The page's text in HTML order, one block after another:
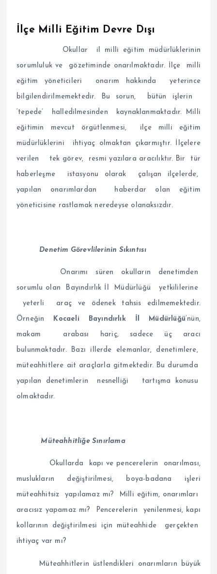
İlçe Milli Eğitim Devre Dışı
Okullar il milli eğitim müdürlüklerinin
sorumluluk ve gözetiminde onarılmaktadır. İlçe milli
eğitim yöneticileri onarım hakkında yeterince
bilgilendirilmemektedir. Bu sorun, bütün işlerin
‘tepede’ halledilmesinden kaynaklanmaktadır. Milli
eğitimin mevcut örgütlenmesi, ilçe milli eğitim
müdürlüklerini ihtiyaç olmaktan çıkarmıştır. İlçelere
verilen tek görev, resmi yazılara aracılıktır. Bir tür
haberleşme istasyonu olarak çalışan ilçelerde,
yapılan onarımlardan haberdar olan eğitim
yöneticisine rastlamak neredeyse olanaksızdır.
Denetim Görevlilerinin Sıkıntısı
Onarımı süren okulların denetimden
sorumlu olan Bayındırlık İl Müdürlüğü yetkililerine
yeterli araç ve ödenek tahsis edilmemektedir.
Örneğin Kocaeli Bayındırlık İl Müdürlüğü ’nün,
makam arabası hariç, sadece üç aracı
bulunmaktadır. Bazı illerde elemanlar, denetimlere,
müteahhitlere ait araçlarla gitmektedir. Bu durumda
yapılan denetimlerin nesnelliği tartışma konusu
olmaktadır.
Müteahhitliğe Sınırlama
Okullarda kapı ve pencerelerin onarılması,
muslukların değiştirilmesi, boya-badana işleri
müteahhitsiz yapılamaz mı? Milli eğitim, onarımları
aracısız yapamaz mı? Pencerelerin yenilenmesi, kapı
kollarının değiştirilmesi için müteahhide gerçekten
ihtiyaç var mı?
Müteahhitlerin üstlendikleri onarımların büyük